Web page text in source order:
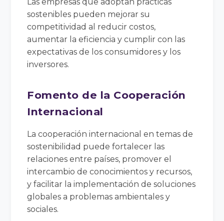
sostenibles pueden mejorar su
competitividad al reducir costos,
aumentar la eficiencia y cumplir con las
expectativas de los consumidores y los
inversores.
Fomento de la Cooperación
Internacional
La cooperación internacional en temas de
sostenibilidad puede fortalecer las
relaciones entre países, promover el
intercambio de conocimientos y recursos,
y facilitar la implementación de soluciones
globales a problemas ambientales y
sociales.